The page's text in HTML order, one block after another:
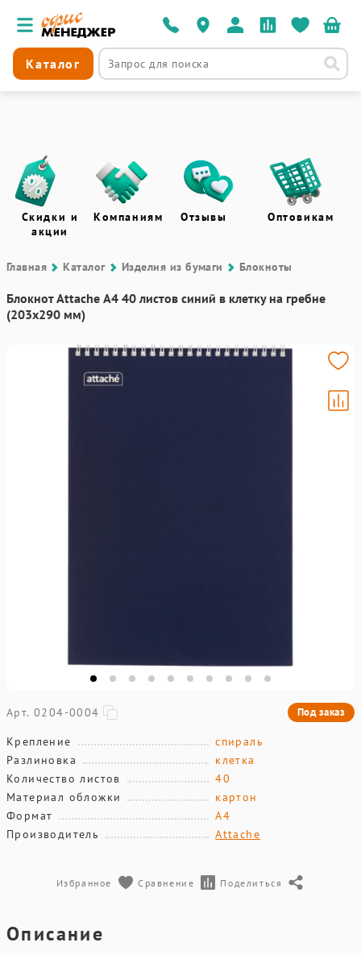
Каталог
Скидки и
акции
Компаниям Отзывы Оптовикам
Главная Каталог Изделия из бумаги Блокноты
Блокнот Attache А4 40 листов синий в клетку на гребне
(203х290 мм)
Арт. 0204-0004 Под заказ
Крепление
спираль
Разлиновка
клетка
Количество листов
40
Материал обложки
картон
Формат
А4
Производитель
Attache
Избранное Сравнение Поделиться
Описание